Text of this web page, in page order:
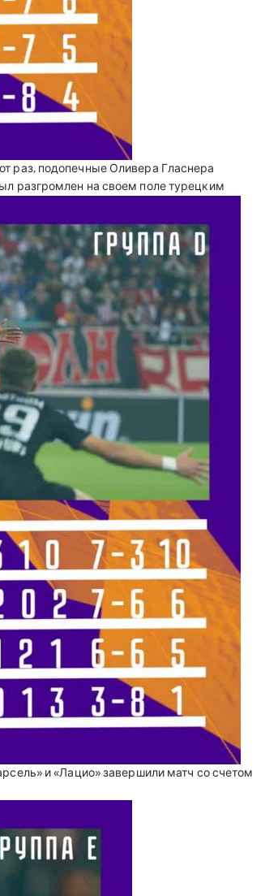
раз, подопечные Оливера Гласнера
разгромлен на своем поле турецким
и «Лацио» завершили матч со счетом